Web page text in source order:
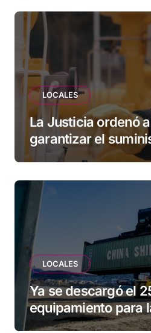
esperando”
LOCALES
La Justicia ordenó
garantizar el
una familia de
LOCALES
Ya se descargó el
equipamiento para
de Ushuaia